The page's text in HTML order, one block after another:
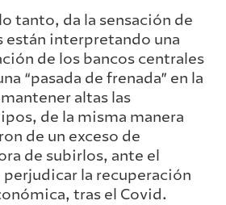
tanto, da la sensación de
están interpretando una
de los bancos centrales
“pasada de frenada” en la
altas las
de la misma manera
de un exceso de
de subirlos, ante el
la recuperación
tras el Covid.